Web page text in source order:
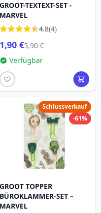
GROOT-TEXTEXT-SET -
MARVEL
4.8(4)
1,90 €5,90 €
Verfügbar
Schlussverkauf
-61%
GROOT TOPPER
BÜROKLAMMER-SET –
MARVEL